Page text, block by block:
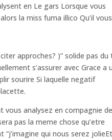
en Le gars Lorsque vous
la miss fuma illico Qu’il
approches? )” solide pas
s’assurer avec Grace a
sourire Si laquelle negatif
vous analysez en compagnie
pas la meme chose qu’etre
qui nous serez